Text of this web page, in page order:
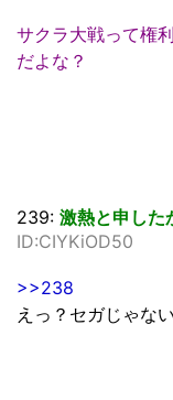
サクラ大戦って権
だよな？
239: 激熱と申した
ID:CIYKiOD50
>>238
えっ？セガじゃな